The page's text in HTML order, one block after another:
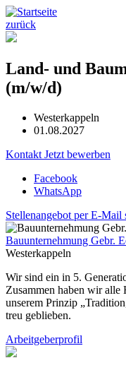
zurück
Land- und
(m/w/d)
Westerkappeln
01.08.2027
Kontakt Jetzt bewerben
Facebook
WhatsApp
Stellenangebot per E-Mail
Bauunternehmung Gebr.
Westerkappeln
Wir sind ein in 5.
Zusammen haben wir alle
unserem Prinzip
treu geblieben.
Arbeitgeberprofil